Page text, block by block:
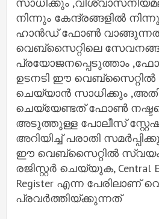
നിന്നും കേന്ദ്രങ്ങളിൽ
ഹാൻഡ് ഫോൺ
വെബ്സൈറ്റിലെ
പ്രയോജനപ്പെടുത്താം
ഉടനടി ഈ വെബ്‌സൈറ്റിൽ
ചെയ്യാൻ സാധിക്കും
ചെയ്യേണ്ടത് ഫോൺ
അടുത്തുള്ള പോലീസ്
അറിയിച്ച് പരാതി
ഈ വെബ്‌സൈറ്റിൽ സ്വയം
രജിസ്റ്റർ ചെയ്യുക, Central
Register എന്ന പേരിലാണ്
പ്രവർത്തിയ്ക്കുന്നത്